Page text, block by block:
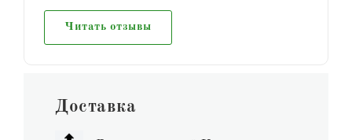
Читать отзывы
Доставка